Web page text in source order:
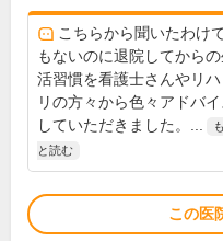
こちらから聞いたわけ
もないのに退院してからの
活習慣を看護士さんやリ
リの方々から色々アドバイ
していただきました。...
と読む
この医